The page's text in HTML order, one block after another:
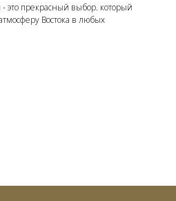
это прекрасный выбор. который
Востока в любых